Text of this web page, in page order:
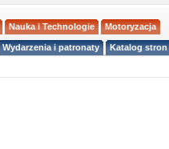
Nauka i Technologie Motoryzacja
Wydarzenia i patronaty Katalog stron